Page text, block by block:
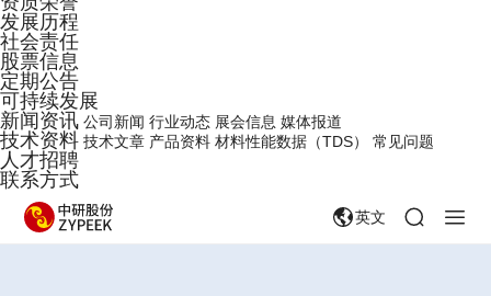
发展历程
社会责任
股票信息
定期公告
可持续发展
新闻资讯 公司新闻 行业动态 展会信息 媒体报道
技术资料 技术文章 产品资料 材料性能数据（TDS） 常见问题
人才招聘
联系方式
英文